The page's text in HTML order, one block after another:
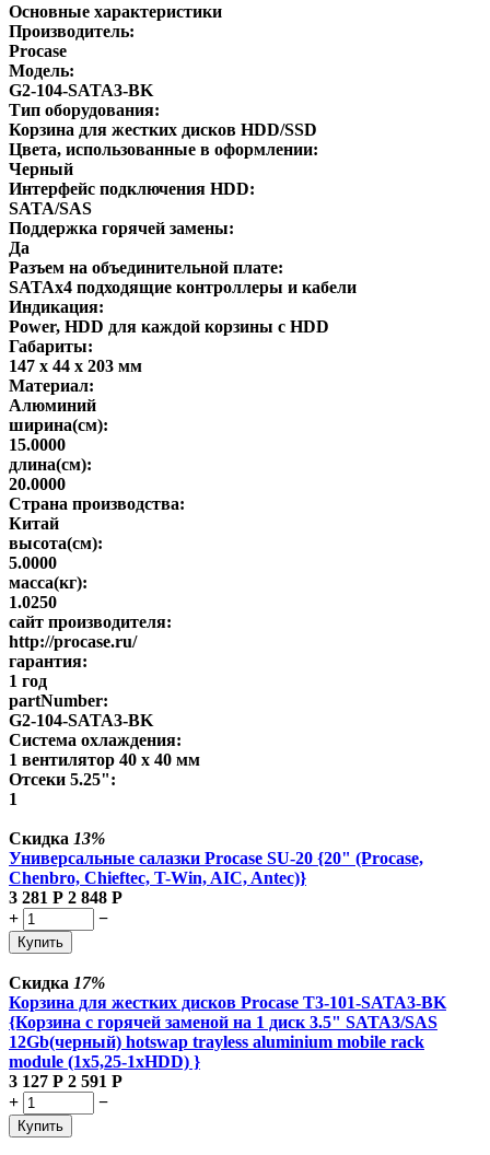
Основные характеристики
Производитель:
Procase
Модель:
G2-104-SATA3-BK
Тип оборудования:
Корзина для жестких дисков HDD/SSD
Цвета, использованные в оформлении:
Черный
Интерфейс подключения HDD:
SATA/SAS
Поддержка горячей замены:
Да
Разъем на объединительной плате:
SATAx4 подходящие контроллеры и кабели
Индикация:
Power, HDD для каждой корзины с HDD
Габариты:
147 x 44 x 203 мм
Материал:
Алюминий
ширина(см):
15.0000
длина(см):
20.0000
Страна производства:
Китай
высота(см):
5.0000
масса(кг):
1.0250
сайт производителя:
http://procase.ru/
гарантия:
1 год
partNumber:
G2-104-SATA3-BK
Система охлаждения:
1 вентилятор 40 x 40 мм
Отсеки 5.25":
1
Скидка 13%
Универсальные салазки Procase SU-20 {20" (Procase,
Chenbro, Chieftec, T-Win, AIC, Antec)}
3 281 Р 2 848 Р
+
−
Купить
Скидка 17%
Корзина для жестких дисков Procase T3-101-SATA3-BK
{Корзина с горячей заменой на 1 диск 3.5" SATA3/SAS
12Gb(черный) hotswap trayless aluminium mobile rack
module (1x5,25-1xHDD) }
3 127 Р 2 591 Р
+
−
Купить